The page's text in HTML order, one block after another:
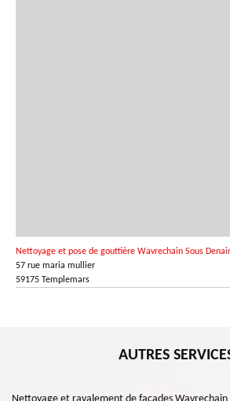
Nettoyage et pose de gouttière Wavrechain Sous
57 rue maria mullier
59175 Templemars
AUTRES